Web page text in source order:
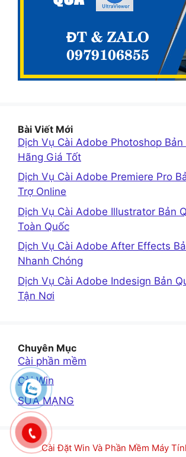
Bài Viết Mới
Dịch Vụ Cài Adobe Photoshop Bản
Hãng Giá Tốt
Dịch Vụ Cài Adobe Premiere Pro
Trợ Online
Dịch Vụ Cài Adobe Illustrator Bản
Toàn Quốc
Dịch Vụ Cài Adobe After Effects
Nhanh Chóng
Dịch Vụ Cài Adobe Indesign Bản
Tận Nơi
Chuyên Mục
Cài phần mềm
Cài Win
SỬA MẠNG
Cài Đặt Win Và Phần Mềm Máy